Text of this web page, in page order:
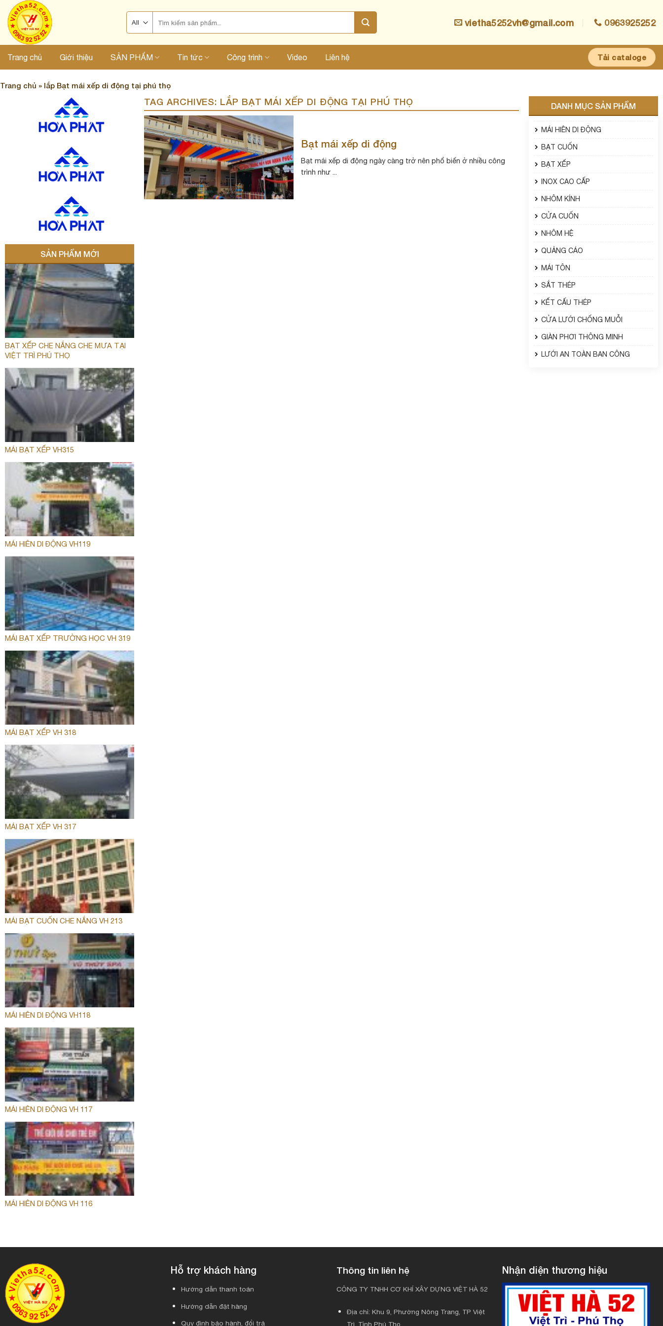
Skip
content
for:
vietha5252vh@gmail.com 0963925252
Trang chủ Giới thiệu SẢN PHẨM Tin tức Công trình Video Liên hệ Tải cataloge
Trang chủ » lắp Bạt mái xếp di động tại phú thọ
SẢN PHẨM MỚI
BẠT XẾP CHE NẮNG CHE MƯA TẠI
VIỆT TRÌ PHÚ THỌ
MÁI BẠT XẾP VH315
MÁI HIÊN DI ĐỘNG VH119
MÁI BẠT XẾP TRƯỜNG HỌC VH 319
MÁI BẠT XẾP VH 318
MÁI BẠT XẾP VH 317
MÁI BẠT CUỐN CHE NẮNG VH 213
MÁI HIÊN DI ĐỘNG VH118
MÁI HIÊN DI ĐỘNG VH 117
MÁI HIÊN DI ĐỘNG VH 116
TAG ARCHIVES: LẮP BẠT MÁI XẾP DI ĐỘNG TẠI PHÚ THỌ
Bạt mái xếp di động
Bạt mái xếp di động ngày càng trở nên phổ biến ở nhiều công
trình như ...
DANH MỤC SẢN PHẨM
MÁI HIÊN DI ĐỘNG
BẠT CUỐN
BẠT XẾP
INOX CAO CẤP
NHÔM KÍNH
CỬA CUỐN
NHÔM HỆ
QUẢNG CÁO
MÁI TÔN
SẮT THÉP
KẾT CẤU THÉP
CỬA LƯỚI CHỐNG MUỖI
GIÀN PHƠI THÔNG MINH
LƯỚI AN TOÀN BAN CÔNG
Hỗ trợ khách hàng
Hướng dẫn thanh toán
Hướng dẫn đặt hàng
Quy định bảo hành, đổi trả
Thông tin liên hệ
CÔNG TY TNHH CƠ KHÍ XÂY DỰNG VIỆT HÀ 52
Địa chỉ: Khu 9, Phường Nông Trang, TP Việt
Trì, Tỉnh Phú Thọ
Nhận diện thương hiệu